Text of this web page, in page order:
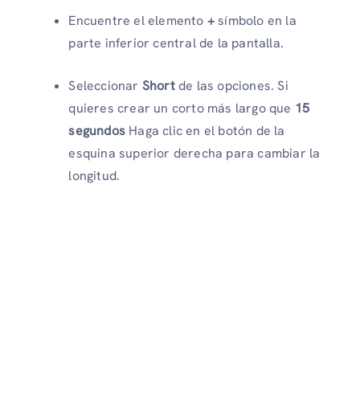
Encuentre el elemento +símbolo en la
parte inferior central de la pantalla.
Seleccionar Shortde las opciones. Si
quieres crear un corto más largo que 15
segundos Haga clic en el botón de la
esquina superior derecha para cambiar la
longitud.